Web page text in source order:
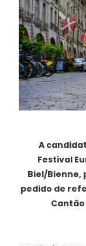
A
Festival
Biel/Bienne,
pedido de